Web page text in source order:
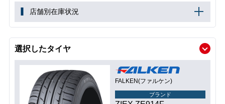
店舗別在庫状況
選択したタイヤ
FALKEN(ファルケン)
ブランド